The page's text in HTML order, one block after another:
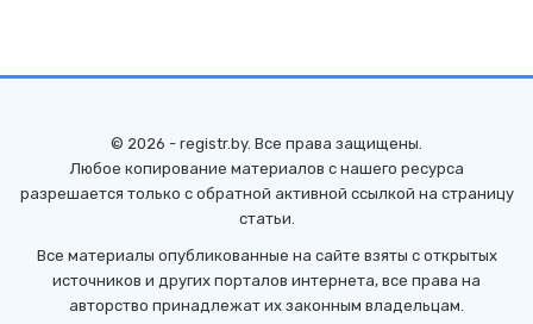
© 2026 - registr.by. Все права защищены.
Любое копирование материалов с нашего ресурса
разрешается только с обратной активной ссылкой на страницу
статьи.
Все материалы опубликованные на сайте взяты с открытых
источников и других порталов интернета, все права на
авторство принадлежат их законным владельцам.